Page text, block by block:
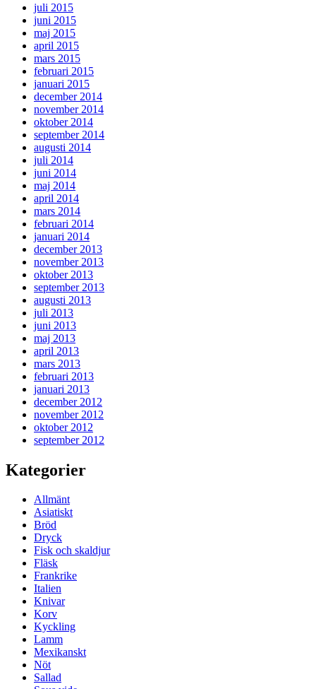
juli 2015
juni 2015
maj 2015
april 2015
mars 2015
februari 2015
januari 2015
december 2014
november 2014
oktober 2014
september 2014
augusti 2014
juli 2014
juni 2014
maj 2014
april 2014
mars 2014
februari 2014
januari 2014
december 2013
november 2013
oktober 2013
september 2013
augusti 2013
juli 2013
juni 2013
maj 2013
april 2013
mars 2013
februari 2013
januari 2013
december 2012
november 2012
oktober 2012
september 2012
Kategorier
Allmänt
Asiatiskt
Bröd
Dryck
Fisk och skaldjur
Fläsk
Frankrike
Italien
Knivar
Korv
Kyckling
Lamm
Mexikanskt
Nöt
Sallad